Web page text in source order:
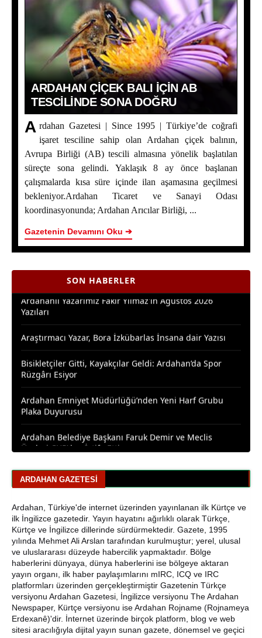
ARDAHAN ÇIÇEK BALI İÇIN AB
TESCILINDE SONA DOĞRU
A rdahan Gazetesi | Since 1995 | Türkiye’de coğrafi
işaret tesciline sahip olan Ardahan çiçek balının,
Avrupa Birliği (AB) tescili almasına yönelik başlatılan
süreçte sona gelindi. Yaklaşık 8 ay önce başlanan
çalışmalarda kısa süre içinde ilan aşamasına geçilmesi
bekleniyor.Ardahan Ticaret ve Sanayi Odası
koordinasyonunda; Ardahan Arıcılar Birliği, ...
Gazetenin Devamını Oku ➔
SON HABERLER
Ardahan Çiçek Balı İçin AB Tescilinde Sona Doğru
Yaşar Geler’in 5 Bölümlük Dev Yazı Dizisi Başladı! |
Bölüm 1: Ardahan Akademi Dünyası
Posof’ta 2. Kültür ve Sanat Festivali Coşkusu
Ardahanlı Yazarımız Fakir Yılmaz'ın Ağustos 2026
Araştırmacı Yazar, Bora İzkübarlas İnsana dair Yazısı
Bisikletçiler Gitti, Kayakçılar Geldi: Ardahan’da Spor
Ardahan Emniyet Müdürlüğü’nden Yeni Harf Grubu
Ardahan Belediye Başkanı Faruk Demir ve Meclis
Yaşar Geler'den Bölge Analizi: Ardahan ve Kars'ta Son
Bir Parti İşte Böyle Bitirilir
CHP Çıldır İl Genel Meclis Üyesi Gökhan Sözbir
Tutuklandı
Ardahan'da Traktör Devrildi: Sürücü Yaralandı
Uluslararası Badminton Turnuvasında Erzincanlı
Sporculardan Büyük Başarı: 3 Altın, 1 Gümüş Madalya
Çıldır Gölü Yelken Yarışlarına Ev Sahipliği Yaptı
ARDAHAN GAZETESI
Ardahan, Türkiye'de internet üzerinden yayınlanan ilk Kürtçe ve
ilk İngilizce gazetedir. Yayın hayatını ağırlıklı olarak Türkçe,
Kürtçe ve İngilizce dillerinde sürdürmektedir. Gazete, 1995
yılında Mehmet Ali Arslan tarafından kurulmuştur; yerel, ulusal
ve uluslararası düzeyde habercilik yapmaktadır. Bölge
haberlerini dünyaya, dünya haberlerini ise bölgeye aktaran
yayın organı, ilk haber paylaşımlarını mIRC, ICQ ve IRC
platformları üzerinden gerçekleştirmiştir Gazetenin Türkçe
versiyonu Ardahan Gazetesi, İngilizce versiyonu The Ardahan
Newspaper, Kürtçe versiyonu ise Ardahan Rojname (Rojnameya
Erdexanê)'dir. İnternet üzerinde birçok platform, blog ve web
sitesi aracılığıyla dijital yayın sunan gazete, dönemsel ve geçici